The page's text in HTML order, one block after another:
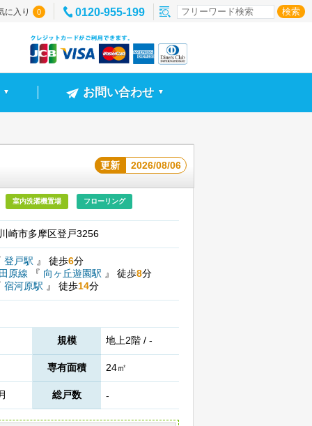
に入り 0 0120-955-199
▼ お問い合わせ ▼
更新 2026/08/06
室内洗濯機置場 フローリング
崎市多摩区登戸3256
登戸駅 』 徒歩6分
原線
『 向ヶ丘遊園駅 』 徒歩8分
宿河原駅 』 徒歩14分
規模 地上2階 / -
専有面積 24㎡
総戸数 -